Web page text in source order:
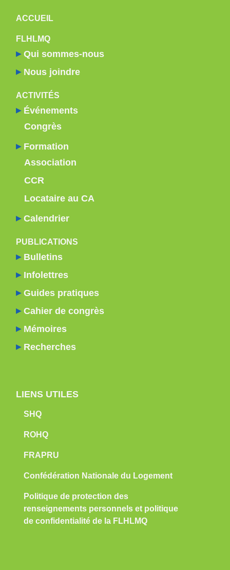
NAVIGATION PRINCIPALE
ACCUEIL
FLHLMQ
Qui sommes-nous
Nous joindre
ACTIVITÉS
Événements
Congrès
Formation
Association
CCR
Locataire au CA
Calendrier
PUBLICATIONS
Bulletins
Infolettres
Guides pratiques
Cahier de congrès
Mémoires
Recherches
LIENS UTILES
SHQ
ROHQ
FRAPRU
Confédération Nationale du Logement
Politique de protection des
renseignements personnels et politique
de confidentialité de la FLHLMQ